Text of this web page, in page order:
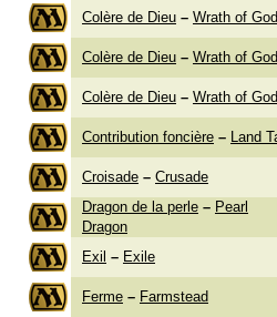
Colère de Dieu – Wrath of God
Colère de Dieu – Wrath of God
Colère de Dieu – Wrath of God
Contribution foncière – Land
Croisade – Crusade
Dragon de la perle – Pearl
Dragon
Exil – Exile
Ferme – Farmstead